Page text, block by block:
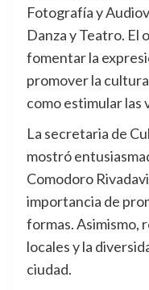
Fotografía y
Danza y Teatro. El
fomentar la
promover la
como estimular las
La secretaria de
mostró
Comodoro
importancia de
formas. Asimismo,
locales y la
ciudad.